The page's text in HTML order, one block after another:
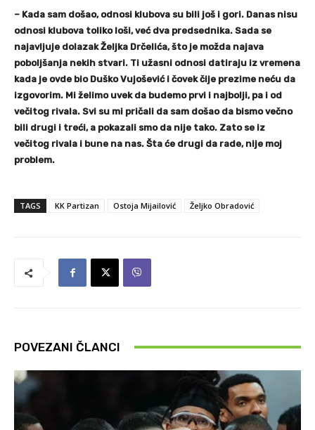
– Kada sam došao, odnosi klubova su bili još i gori. Danas nisu
odnosi klubova toliko loši, već dva predsednika. Sada se
najavljuje dolazak Željka Drčelića, što je možda najava
poboljšanja nekih stvari. Ti užasni odnosi datiraju iz vremena
kada je ovde bio Duško Vujošević i čovek čije prezime neću da
izgovorim. Mi želimo uvek da budemo prvi i najbolji, pa i od
večitog rivala. Svi su mi pričali da sam došao da bismo večno
bili drugi i treći, a pokazali smo da nije tako. Zato se iz
večitog rivala i bune na nas. Šta će drugi da rade, nije moj
problem.
TAGS KK Partizan Ostoja Mijailović Željko Obradović
POVEZANI ČLANCI